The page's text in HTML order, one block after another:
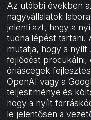
Az utóbbi években
nagyvállalatok
jelenti azt, hogy a
tudna lépést tartani.
mutatja, hogy a
fejlődést produkálni,
óriáscégek
OpenAI vagy a
teljesítménye és
hogy a nyílt
le jelentősen a